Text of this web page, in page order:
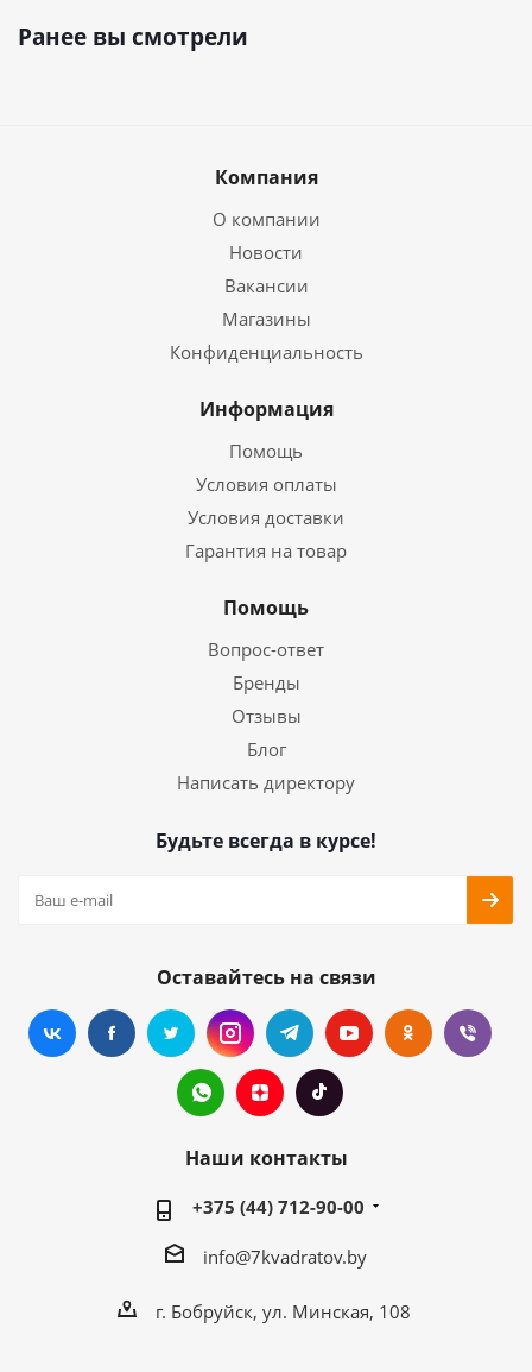
Ранее вы смотрели
Компания
О компании
Новости
Вакансии
Магазины
Конфиденциальность
Информация
Помощь
Условия оплаты
Условия доставки
Гарантия на товар
Помощь
Вопрос-ответ
Бренды
Отзывы
Блог
Написать директору
Будьте всегда в курсе!
Оставайтесь на связи
Наши контакты
+375 (44) 712-90-00
info@7kvadratov.by
г. Бобруйск, ул. Минская, 108